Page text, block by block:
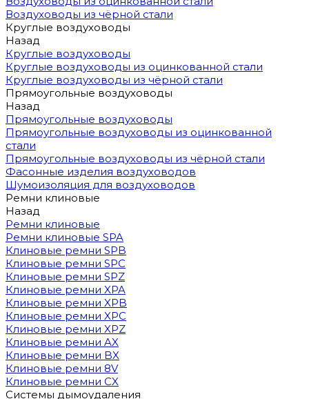
Воздуховоды из чёрной стали
Круглые воздуховоды
Назад
Круглые воздуховоды
Круглые воздуховоды из оцинкованной стали
Круглые воздуховоды из чёрной стали
Прямоугольные воздуховоды
Назад
Прямоугольные воздуховоды
Прямоугольные воздуховоды из оцинкованной
стали
Прямоугольные воздуховоды из чёрной стали
Фасонные изделия воздуховодов
Шумоизоляция для воздуховодов
Ремни клиновые
Назад
Ремни клиновые
Ремни клиновые SPA
Клиновые ремни SPB
Клиновые ремни SPC
Клиновые ремни SPZ
Клиновые ремни XPA
Клиновые ремни XPB
Клиновые ремни XPC
Клиновые ремни XPZ
Клиновые ремни AX
Клиновые ремни BX
Клиновые ремни 8V
Клиновые ремни CX
Системы дымоудаления